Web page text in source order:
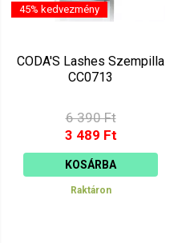
45% kedvezmény
CODA'S Lashes Szempilla
CC0713
6 390 Ft
3 489 Ft
KOSÁRBA
Raktáron